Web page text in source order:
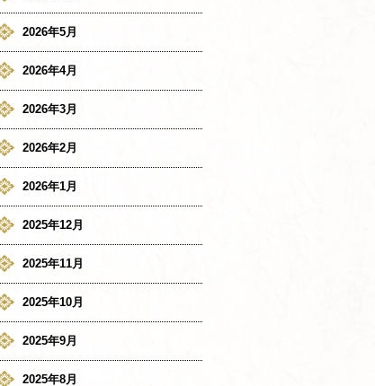
2026年5月
2026年4月
2026年3月
2026年2月
2026年1月
2025年12月
2025年11月
2025年10月
2025年9月
2025年8月